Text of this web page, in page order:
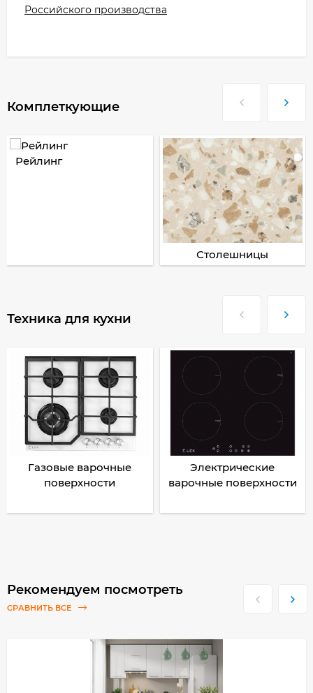
Российского производства
Комплеткующие
Рейлинг
Столешницы
Техника для кухни
Газовые варочные
поверхности
Электрические
варочные поверхности
Рекомендуем посмотреть
СРАВНИТЬ ВСЕ